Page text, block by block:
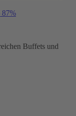
87%
Buffets und